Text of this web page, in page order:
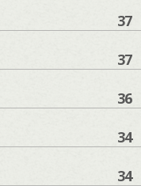
37
37
36
34
34